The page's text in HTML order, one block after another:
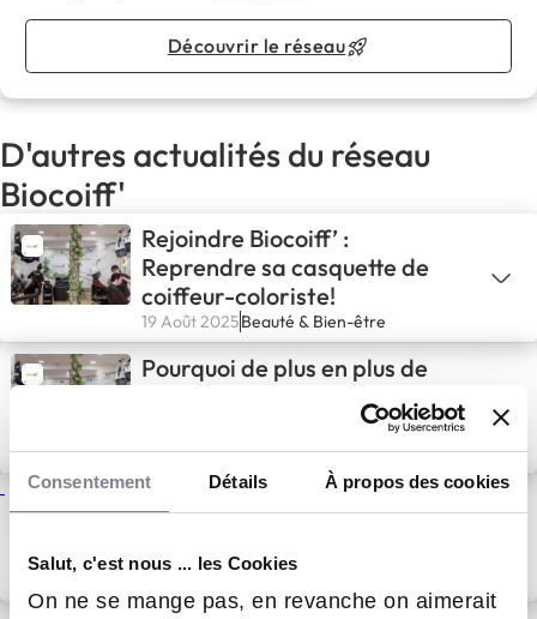
Consentement Détails À propos des cookies
Salut, c'est nous ... les Cookies
On ne se mange pas, en revanche on aimerait
Découvrir le réseau
D'autres actualités du réseau
Biocoiff'
Rejoindre Biocoiff’ :
Reprendre sa casquette de
coiffeur-coloriste!
19 Août 2025Beauté & Bien-être
Pourquoi de plus en plus de
coiffeurs choisissent la
5 Août 2025Beauté & Bien-être
En difficulté avec votre salon ?
nouveau départ ?